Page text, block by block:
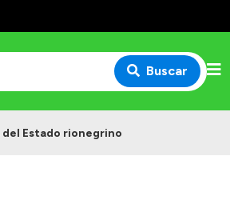
Buscar
del Estado rionegrino